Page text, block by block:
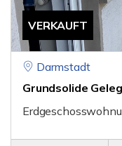
VERKAUFT
Darmstadt
Grundsolide